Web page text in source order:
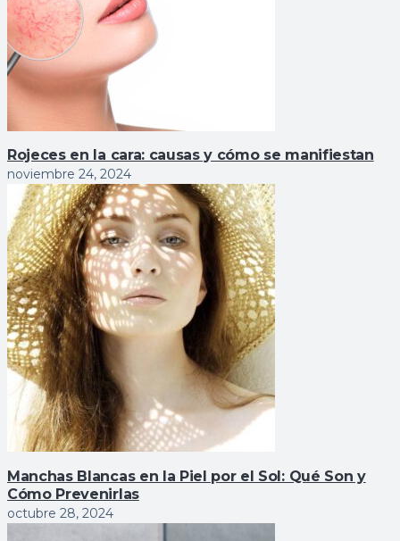
Rojeces en la cara: causas y cómo se manifiestan
noviembre 24, 2024
Manchas Blancas en la Piel por el Sol: Qué Son y
Cómo Prevenirlas
octubre 28, 2024